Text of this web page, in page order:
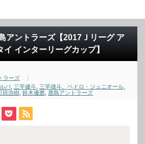
アントラーズ【2017Ｊリーグ ア
インターリーグカップ】
ラーズ
バ 三竿健斗 三竿雄斗、ペドロ・ジュニオール
田浩樹 鈴木優磨 鹿島アントラーズ